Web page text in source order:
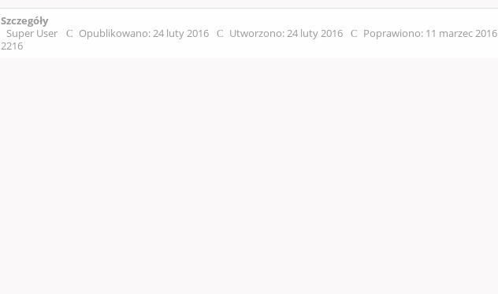
Szczegóły
Super User
Opublikowano: 24 luty 2016 Utworzono: 24 luty 2016 Poprawiono: 11 marzec 2016
2216